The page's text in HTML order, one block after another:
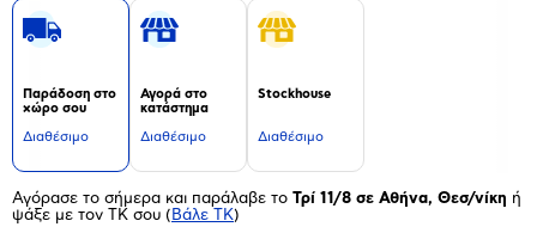
Παράδοση στο
χώρο σου
Διαθέσιμο
Αγορά στο
κατάστημα
Διαθέσιμο
Stockhouse
Διαθέσιμο
Αγόρασε το σήμερα και παράλαβε το Τρί 11/8 σε Αθήνα, Θεσ/νίκη ή
ψάξε με τον ΤΚ σου ( Βάλε ΤΚ)